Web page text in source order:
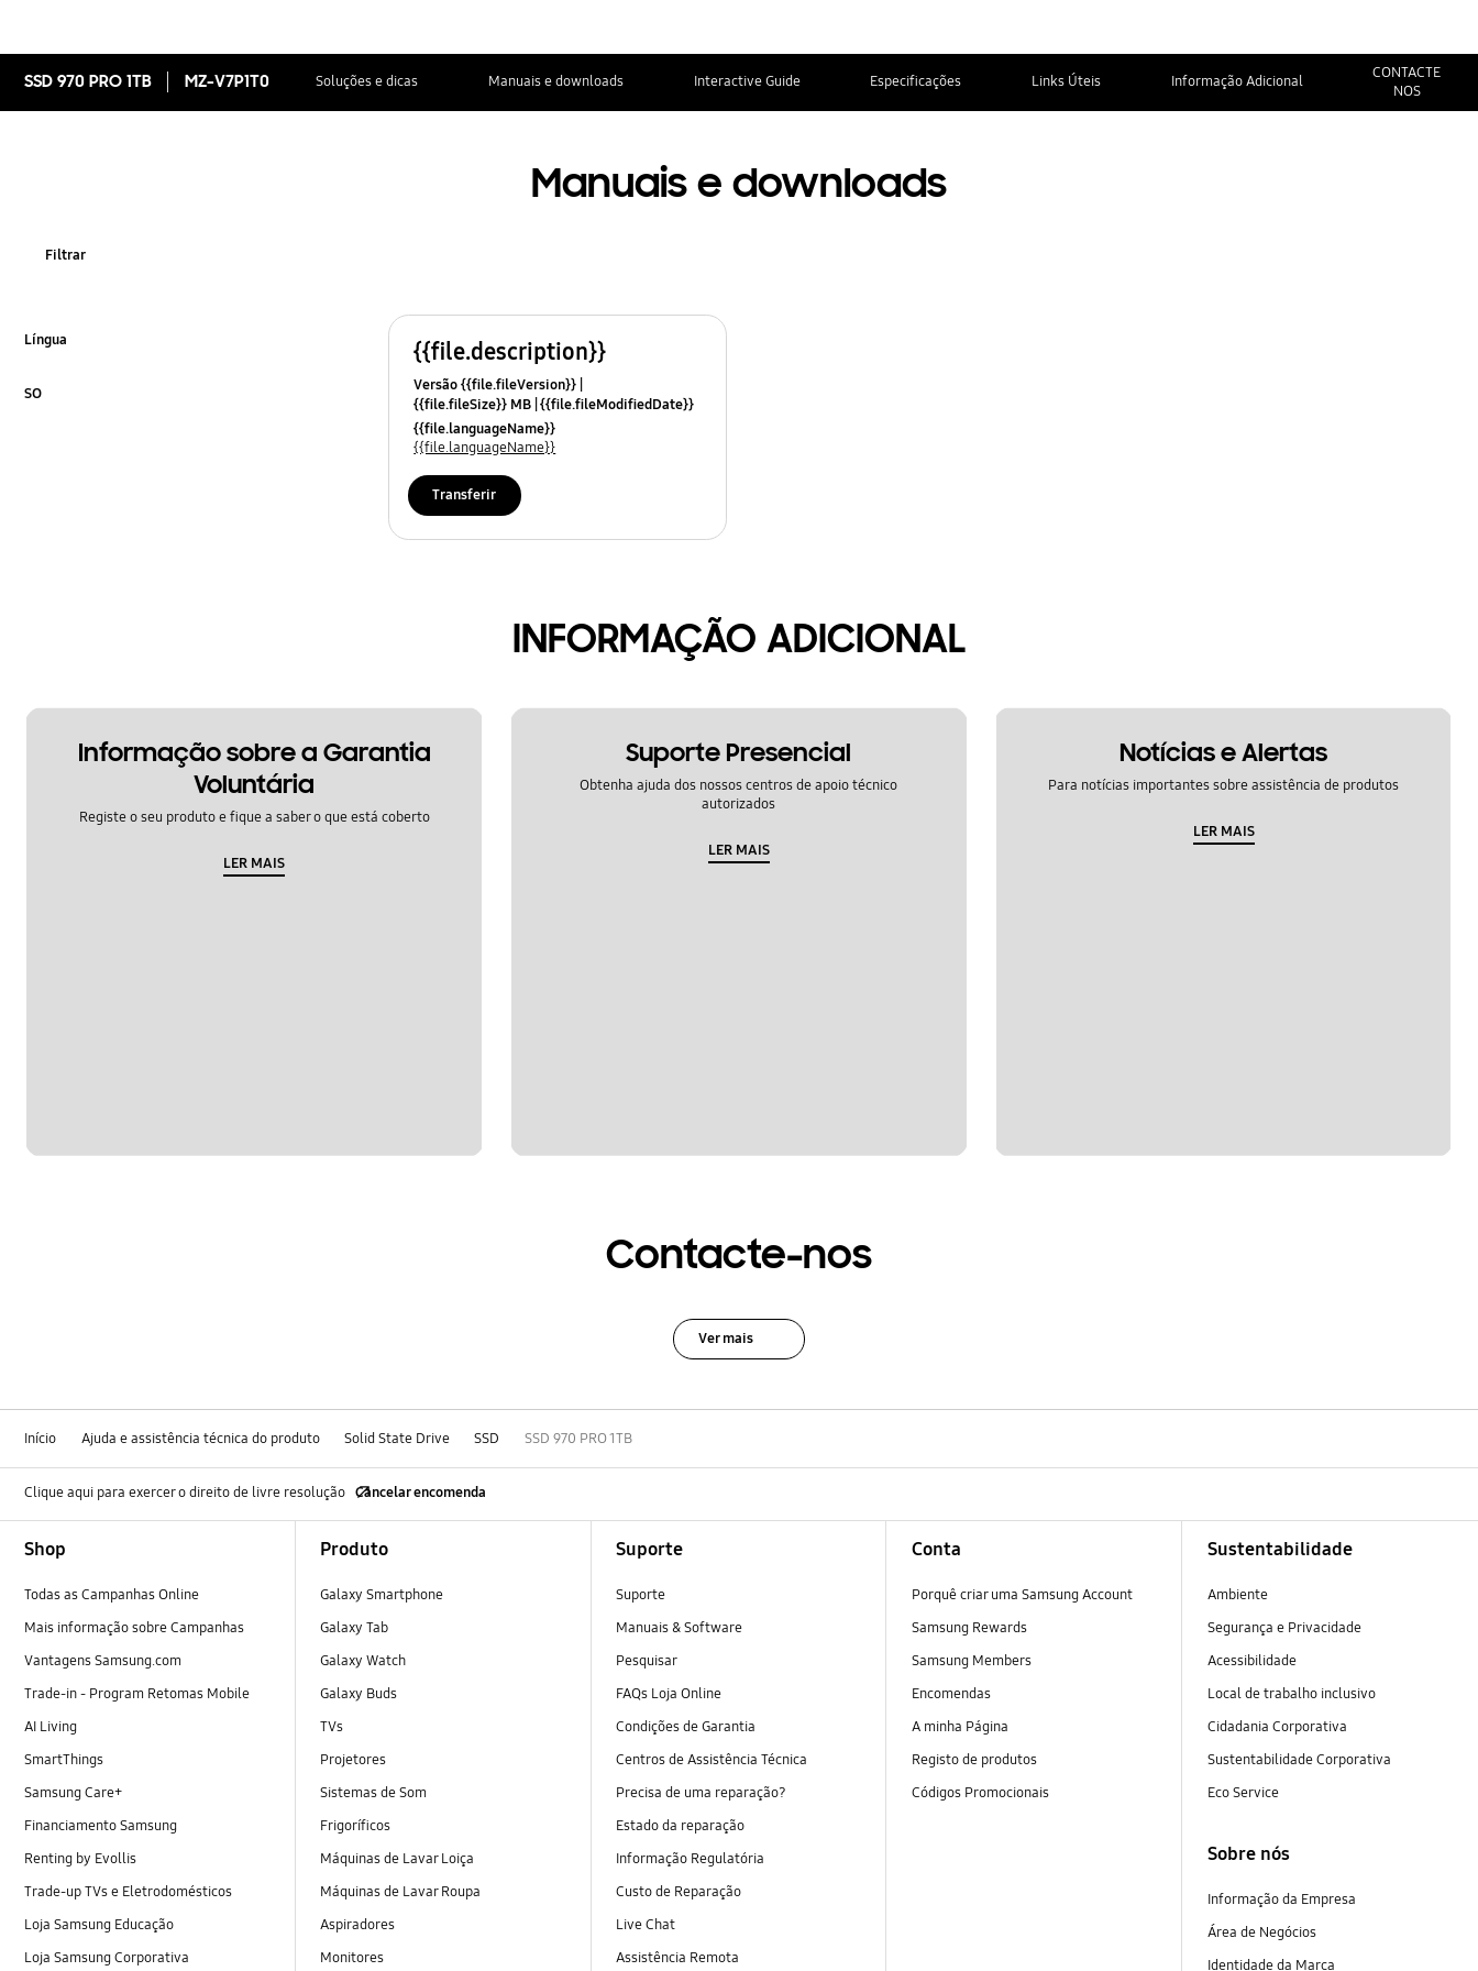
SSD 970 PRO 1TB MZ-V7P1T0 Soluções e dicas Manuais e downloads Interactive Guide Especificações Links Úteis Informação Adicional
CONTACTE
NOS
Manuais e downloads
Filtrar
Língua
SO
{{file.description}}
Versão {{file.fileVersion}}
{{file.fileSize}} MB {{file.fileModifiedDate}}
{{file.osNames}}
{{file.languageName}}
{{file.languageName}}
Transferir
INFORMAÇÃO ADICIONAL
Informação sobre a Garantia
Voluntária
Registe o seu produto e fique a saber o que está coberto
LER MAIS
Suporte Presencial
Obtenha ajuda dos nossos centros de apoio técnico
autorizados
LER MAIS
Notícias e Alertas
Para notícias importantes sobre assistência de produtos
LER MAIS
Contacte-nos
Ver mais
Início Ajuda e assistência técnica do produto Solid State Drive SSD SSD 970 PRO 1TB
Clique aqui para exercer o direito de livre resolução Cancelar encomenda
Shop
Todas as Campanhas Online
Mais informação sobre Campanhas
Vantagens Samsung.com
Trade-in - Program Retomas Mobile
AI Living
SmartThings
Samsung Care+
Financiamento Samsung
Renting by Evollis
Trade-up TVs e Eletrodomésticos
Loja Samsung Educação
Loja Samsung Corporativa
Produto
Galaxy Smartphone
Galaxy Tab
Galaxy Watch
Galaxy Buds
TVs
Projetores
Sistemas de Som
Frigoríficos
Máquinas de Lavar Loiça
Máquinas de Lavar Roupa
Aspiradores
Monitores
Suporte
Suporte
Manuais & Software
Pesquisar
FAQs Loja Online
Condições de Garantia
Centros de Assistência Técnica
Precisa de uma reparação?
Estado da reparação
Informação Regulatória
Custo de Reparação
Live Chat
Assistência Remota
Conta
Porquê criar uma Samsung Account
Samsung Rewards
Samsung Members
Encomendas
A minha Página
Registo de produtos
Códigos Promocionais
Sustentabilidade
Ambiente
Segurança e Privacidade
Acessibilidade
Local de trabalho inclusivo
Cidadania Corporativa
Sustentabilidade Corporativa
Eco Service
Sobre nós
Informação da Empresa
Área de Negócios
Identidade da Marca